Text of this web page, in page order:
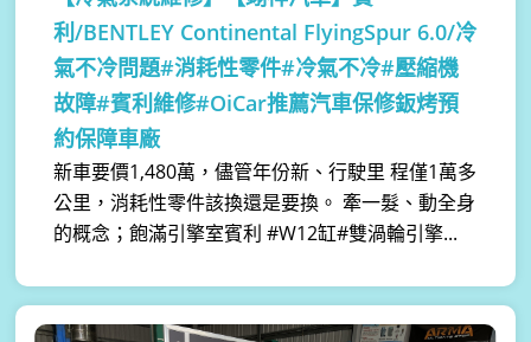
利/BENTLEY Continental FlyingSpur 6.0/冷
氣不冷問題#消耗性零件#冷氣不冷#壓縮機
故障#賓利維修#OiCar推薦汽車保修鈑烤預
約保障車廠
新車要價1,480萬，儘管年份新、行駛里 程僅1萬多
公里，消耗性零件該換還是要換。 牽一髮、動全身
的概念；飽滿引擎室賓利 #W12缸#雙渦輪引擎...